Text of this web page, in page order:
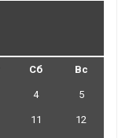
Сб Вс
4 5
11 12